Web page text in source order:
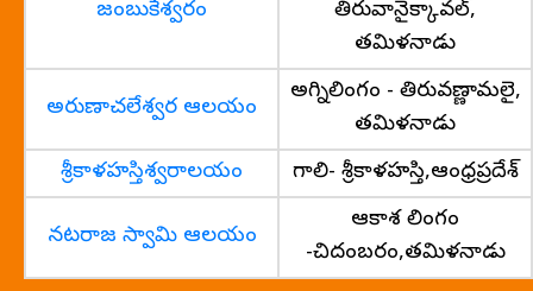
జంబుకేశ్వరం
తిరువానైక్కావల్,
తమిళనాడు
అరుణాచలేశ్వర ఆలయం
అగ్నిలింగం - తిరువణ్ణామలై,
తమిళనాడు
శ్రీకాళహస్తిశ్వరాలయం
గాలి- శ్రీకాళహస్తి,ఆంధ్రప్రదేశ్
నటరాజ స్వామి ఆలయం
ఆకాశ లింగం
-చిదంబరం,తమిళనాడు